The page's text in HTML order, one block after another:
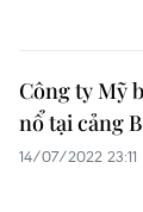
Công ty Mỹ
nổ tại cảng
14/07/2022 23:11